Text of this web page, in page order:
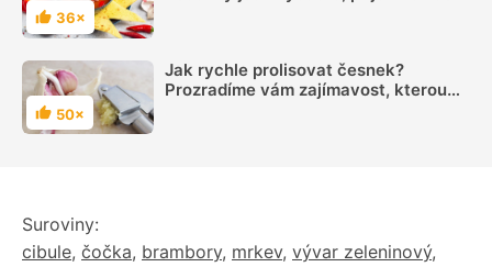
Hodnocení
36×
Hodnocení
50×
Jak rychle prolisovat česnek?
Prozradíme vám zajímavost, kterou
Suroviny:
cibule, čočka, brambory, mrkev, vývar zeleninový,